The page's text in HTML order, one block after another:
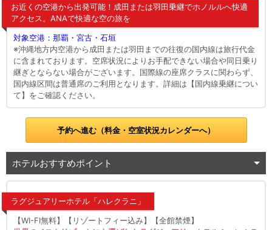
お近くの空港から出発可能！成田または羽田乗継でホノルルへ快適
アクセス。ANAで快適な空の旅を
対象空港：那覇・宮古・石垣
※沖縄地方内空港から成田または羽田までの往復の国内線は旅行代金
に含まれております。空席状況によりお手配できない場合や同日乗り
継ぎとならない場合がございます。国際線の座席クラスに関わらず、
国内線区間は普通席のご利用となります。詳細は【国内線乗継につい
て】をご確認ください。
予約へ進む（料金・空室状況カレンダーへ）
ホテルおすすめポイント
ラグジュアリーホテル「ハレクラニ」
【WI-FI無料】【リゾートフィー込み】【全館禁煙】